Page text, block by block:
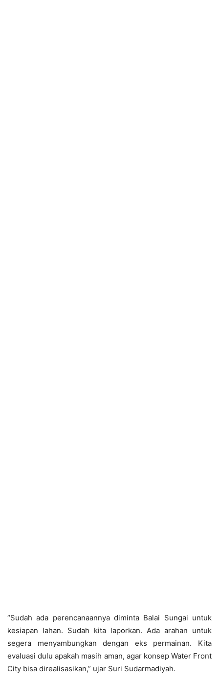
“Sudah ada perencanaannya diminta Balai Sungai untuk
kesiapan lahan. Sudah kita laporkan. Ada arahan untuk
segera menyambungkan dengan eks permainan. Kita
evaluasi dulu apakah masih aman, agar konsep Water Front
City bisa direalisasikan,” ujar Suri Sudarmadiyah.